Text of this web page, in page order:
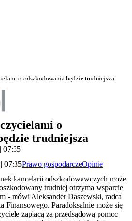
o odszkodowania będzie trudniejsza
o
trudniejsza
07:35
07:35Prawo gospodarczeOpinie
kancelarii odszkodowawczych może
trudniej otrzyma wsparcie
- mówi Aleksander Daszewski, radca
Finansowego. Paradoksalnie może się
zapłacą za przedsądową pomoc